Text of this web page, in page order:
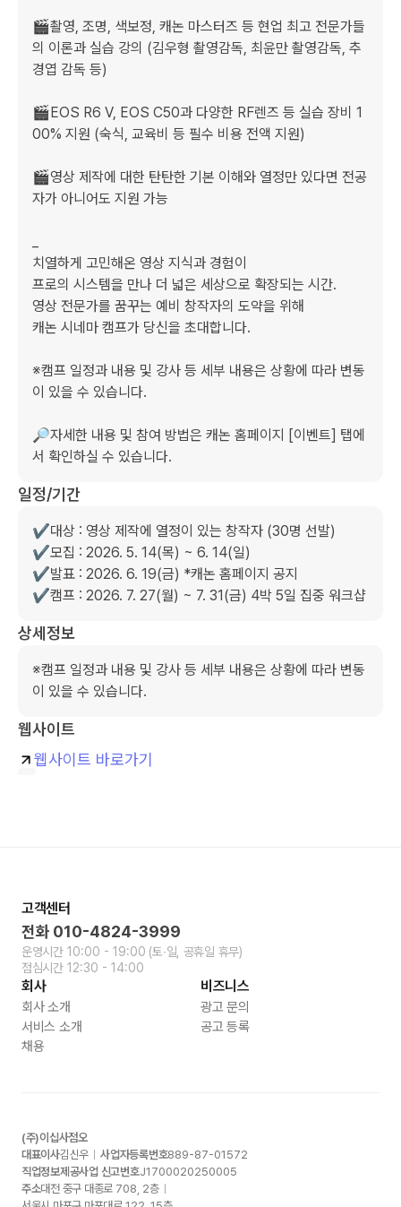
🎬촬영, 조명, 색보정, 캐논 마스터즈 등 현업 최고 전문가들
의 이론과 실습 강의 (김우형 촬영감독, 최윤만 촬영감독, 추
경엽 감독 등)
🎬EOS R6 V, EOS C50과 다양한 RF렌즈 등 실습 장비 1
00% 지원 (숙식, 교육비 등 필수 비용 전액 지원)
🎬영상 제작에 대한 탄탄한 기본 이해와 열정만 있다면 전공
자가 아니어도 지원 가능
치열하게 고민해온 영상 지식과 경험이
프로의 시스템을 만나 더 넓은 세상으로 확장되는 시간.
영상 전문가를 꿈꾸는 예비 창작자의 도약을 위해
캐논 시네마 캠프가 당신을 초대합니다.
※캠프 일정과 내용 및 강사 등 세부 내용은 상황에 따라 변동
이 있을 수 있습니다.
🔎자세한 내용 및 참여 방법은 캐논 홈페이지 [이벤트] 탭에
서 확인하실 수 있습니다.
일정/기간
✔️대상 : 영상 제작에 열정이 있는 창작자 (30명 선발)
✔️모집 : 2026. 5. 14(목) ~ 6. 14(일)
✔️발표 : 2026. 6. 19(금) *캐논 홈페이지 공지
✔️캠프 : 2026. 7. 27(월) ~ 7. 31(금) 4박 5일 집중 워크샵
상세정보
※캠프 일정과 내용 및 강사 등 세부 내용은 상황에 따라 변동
웹사이트
웹사이트 바로가기
고객센터
전화 010-4824-3999
운영시간 10:00 - 19:00 (토∙일, 공휴일 휴무)
점심시간 12:30 - 14:00
회사
회사 소개
서비스 소개
채용
비즈니스
광고 문의
공고 등록
(주)이십사점오
대표이사김신우 사업자등록번호889-87-01572
직업정보제공사업 신고번호J1700020250005
주소대전 중구 대종로 708, 2층